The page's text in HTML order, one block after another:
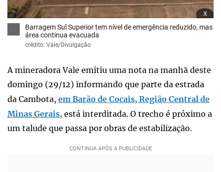
x
Barragem Sul Superior tem nível de emergência reduzido, mas
área continua evacuada
crédito: Vale/Divulgação
A mineradora Vale emitiu uma nota na manhã deste
domingo (29/12) informando que parte da estrada
da Cambota, em Barão de Cocais, Região Central de
Minas Gerais, está interditada. O trecho é próximo a
um talude que passa por obras de estabilização.